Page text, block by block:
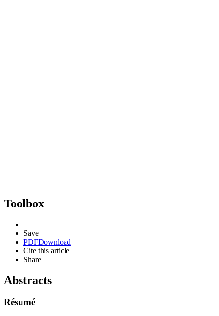
Toolbox
Save
PDFDownload
Cite this article
Share
Abstracts
Résumé